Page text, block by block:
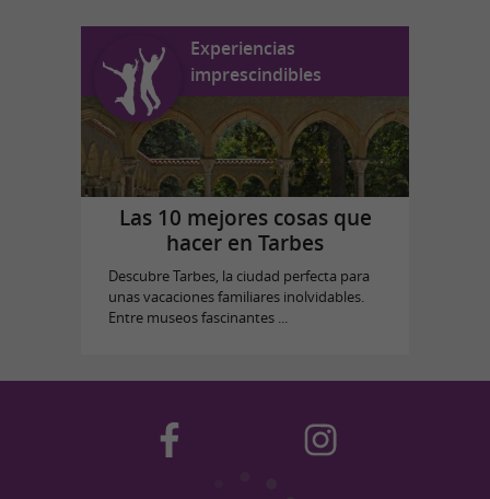
Experiencias
imprescindibles
Las 10 mejores cosas que
hacer en Tarbes
Descubre Tarbes, la ciudad perfecta para
unas vacaciones familiares inolvidables.
Entre museos fascinantes ...